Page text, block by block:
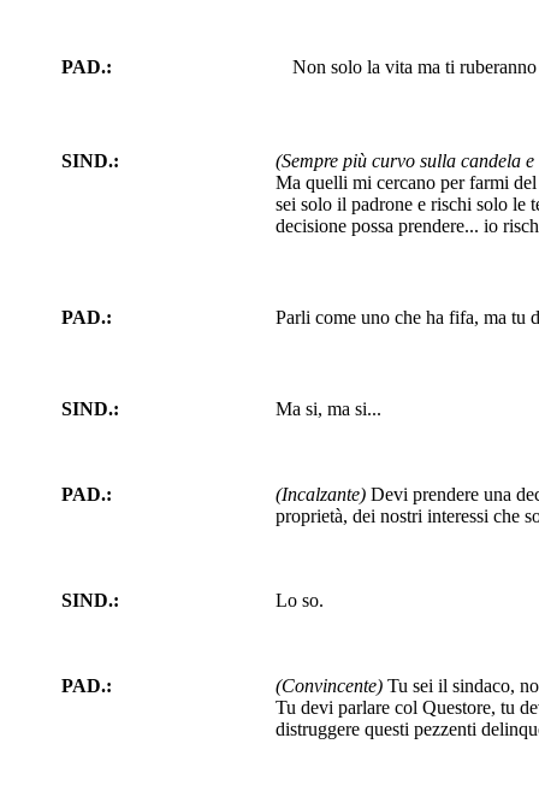
PAD.: Non solo la vita ma ti ruberanno
SIND.:
(Sempre più curvo sulla candela
Ma quelli mi cercano per farmi
sei solo il padrone e rischi solo le
decisione possa prendere... io
PAD.: Parli come uno che ha fifa, ma tu
SIND.: Ma si, ma si...
PAD.: (Incalzante) Devi prendere una
proprietà, dei nostri interessi che
SIND.: Lo so.
PAD.: (Convincente) Tu sei il sindaco,
Tu devi parlare col Questore, tu
distruggere questi pezzenti